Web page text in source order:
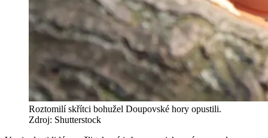
Roztomilí skřítci bohužel Doupovské hory opustili.
Zdroj: Shutterstock